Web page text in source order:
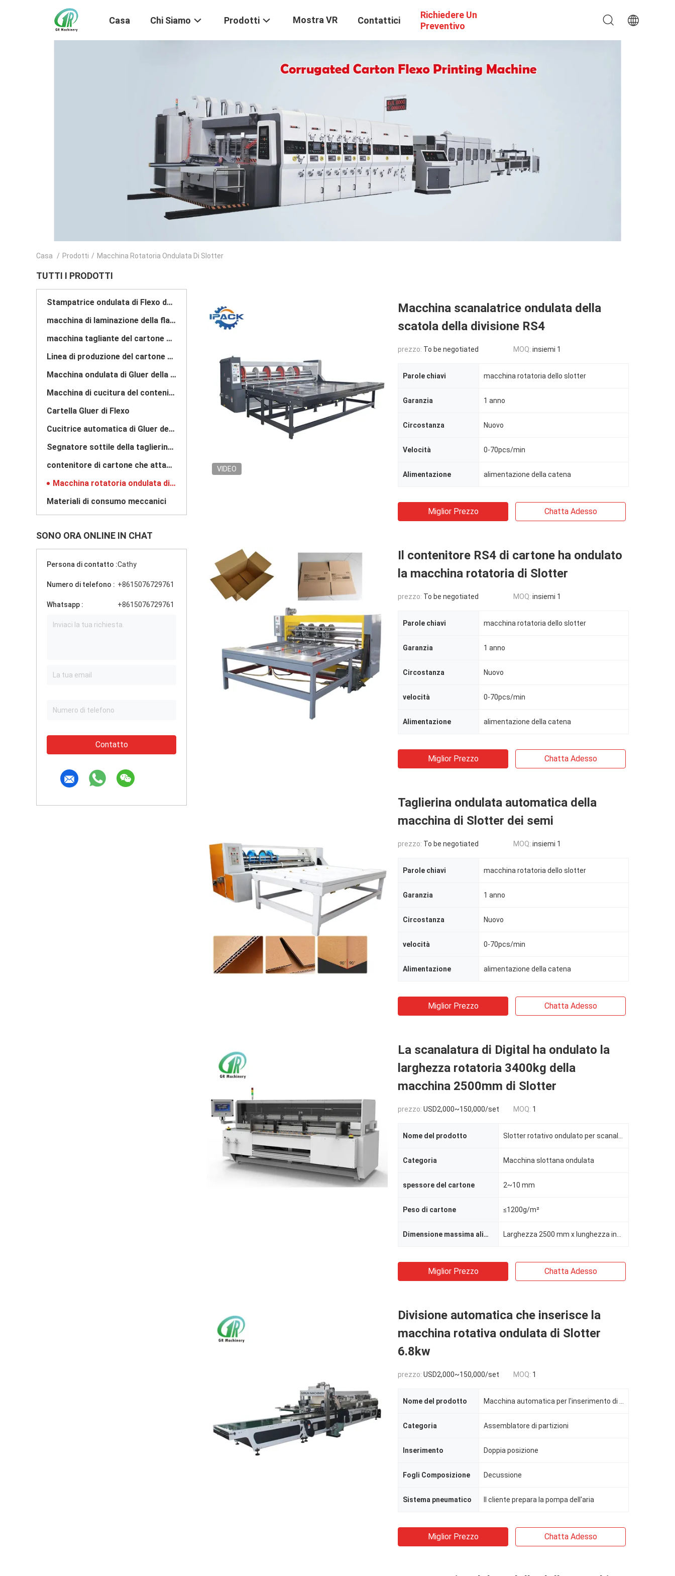
Casa Chi Siamo Prodotti Mostra VR Contattici
Richiedere Un
Preventivo
Casa / Prodotti / Macchina Rotatoria Ondulata Di Slotter
TUTTI I PRODOTTI
Stampatrice ondulata di Flexo del cartone
macchina di laminazione della flauto
macchina tagliante del cartone ondulato
Linea di produzione del cartone ondulato
Macchina ondulata di Gluer della cartella del cartone
Macchina di cucitura del contenitore di cartone
Cartella Gluer di Flexo
Cucitrice automatica di Gluer della cartella
Segnatore sottile della taglierina della lama
contenitore di cartone che attacca macchina
Macchina rotatoria ondulata di Slotter
Materiali di consumo meccanici
SONO ORA ONLINE IN CHAT
Persona di contatto :Cathy
Numero di telefono : +8615076729761
Whatsapp : +8615076729761
Contatto
VIDEO
Macchina scanalatrice ondulata della
scatola della divisione RS4
prezzo: To be negotiated MOQ: insiemi 1
Parole chiavi macchina rotatoria dello slotter
Garanzia 1 anno
Circostanza Nuovo
Velocità 0-70pcs/min
Alimentazione alimentazione della catena
Miglior Prezzo Chatta Adesso
Il contenitore RS4 di cartone ha ondulato
la macchina rotatoria di Slotter
prezzo: To be negotiated MOQ: insiemi 1
Parole chiavi macchina rotatoria dello slotter
Garanzia 1 anno
Circostanza Nuovo
velocità 0-70pcs/min
Alimentazione alimentazione della catena
Miglior Prezzo Chatta Adesso
Taglierina ondulata automatica della
macchina di Slotter dei semi
prezzo: To be negotiated MOQ: insiemi 1
Parole chiavi macchina rotatoria dello slotter
Garanzia 1 anno
Circostanza Nuovo
velocità 0-70pcs/min
Alimentazione alimentazione della catena
Miglior Prezzo Chatta Adesso
La scanalatura di Digital ha ondulato la
larghezza rotatoria 3400kg della
macchina 2500mm di Slotter
prezzo: USD2,000~150,000/set MOQ: 1
Nome del prodotto
Categoria Macchina slottana ondulata
spessore del cartone 2~10 mm
Peso di cartone ≤1200g/m²
Dimensione massima alimentazione carta
Miglior Prezzo Chatta Adesso
Divisione automatica che inserisce la
macchina rotativa ondulata di Slotter
6.8kw
prezzo: USD2,000~150,000/set MOQ: 1
Nome del prodotto
Categoria Assemblatore di partizioni
Inserimento Doppia posizione
Fogli Composizione Decussione
Sistema pneumatico Il cliente prepara la pompa dell'aria
Miglior Prezzo Chatta Adesso